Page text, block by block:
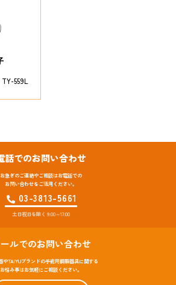
TY-559L
話でのお問い合わせ
お急ぎのご連絡やご相談はお電話での
お問い合わせをご活用ください。
03-3813-5661
土日祝日を除く 9:00～17:00
ルでのお問い合わせ
やTAIYUブランドの手術用鋼製器具に関する
お悩み事はお気軽にご相談ください。